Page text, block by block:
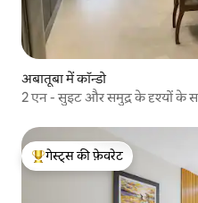
अबातूबा में कॉन्डो
2 एन - सुइट और समुद्र के दृश्यों के
गेस्ट्स का टॉप फ़ेवरेट
गेस्ट्स की फ़ेवरेट